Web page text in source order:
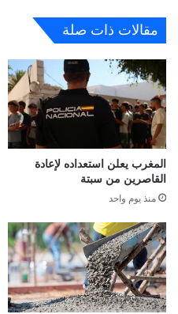
مقالات ذات صلة
المغرب يعلن استعداده لإعادة
القاصرين من سبتة
منذ يوم واحد